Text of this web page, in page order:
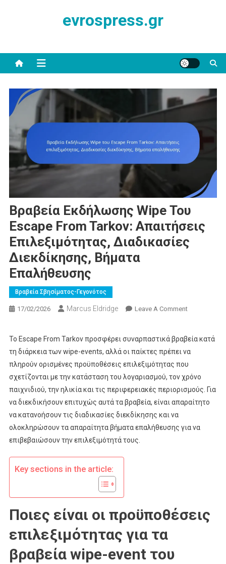
evrospress.gr
Βραβεία Εκδήλωσης Wipe Του
Escape From Tarkov: Απαιτήσεις
Επιλεξιμότητας, Διαδικασίες
Διεκδίκησης, Βήματα
Επαλήθευσης
Βραβεία Σβησίματος-Γεγονότος
17/02/2026 Marcus Eldridge Leave A CommentOn
Wipe
Του
Escape
From
Tarkov:
Απαιτήσεις
Διαδικασίες
Το Escape From Tarkov προσφέρει συναρπαστικά βραβεία κατά
τη διάρκεια των wipe-events, αλλά οι παίκτες πρέπει να
πληρούν ορισμένες προϋποθέσεις επιλεξιμότητας που
σχετίζονται με την κατάσταση του λογαριασμού, τον χρόνο
παιχνιδιού, την ηλικία και τις περιφερειακές περιορισμούς. Για
να διεκδικήσουν επιτυχώς αυτά τα βραβεία, είναι απαραίτητο
να κατανοήσουν τις διαδικασίες διεκδίκησης και να
ολοκληρώσουν τα απαραίτητα βήματα επαλήθευσης για να
επιβεβαιώσουν την επιλεξιμότητά τους.
Key sections in the article:
Ποιες είναι οι προϋποθέσεις
επιλεξιμότητας για τα
βραβεία wipe-event του